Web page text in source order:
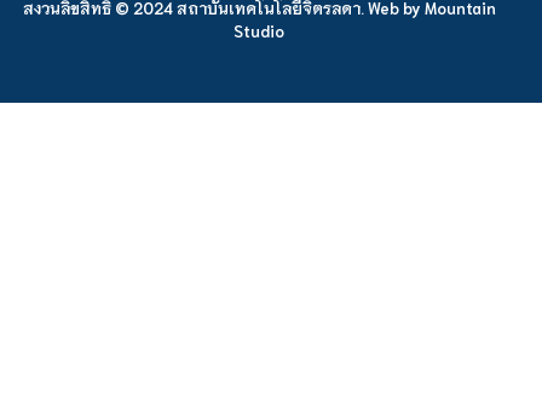
สงวนลิขสิทธิ์ © 2024 สถาบันเทคโนโลยีจิตรลดา. Web by Mountain
Studio